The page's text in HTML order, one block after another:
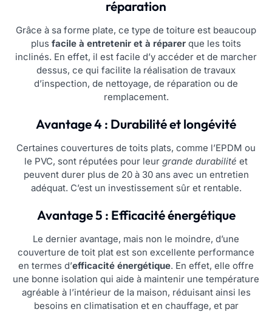
réparation
Grâce à sa forme plate, ce type de toiture est beaucoup
plus facile à entretenir et à réparer que les toits
inclinés. En effet, il est facile d’y accéder et de marcher
dessus, ce qui facilite la réalisation de travaux
d’inspection, de nettoyage, de réparation ou de
remplacement.
Avantage 4 : Durabilité et longévité
Certaines couvertures de toits plats, comme l’EPDM ou
le PVC, sont réputées pour leur grande durabilité et
peuvent durer plus de 20 à 30 ans avec un entretien
adéquat. C’est un investissement sûr et rentable.
Avantage 5 : Efficacité énergétique
Le dernier avantage, mais non le moindre, d’une
couverture de toit plat est son excellente performance
en termes d’efficacité énergétique. En effet, elle offre
une bonne isolation qui aide à maintenir une température
agréable à l’intérieur de la maison, réduisant ainsi les
besoins en climatisation et en chauffage, et par